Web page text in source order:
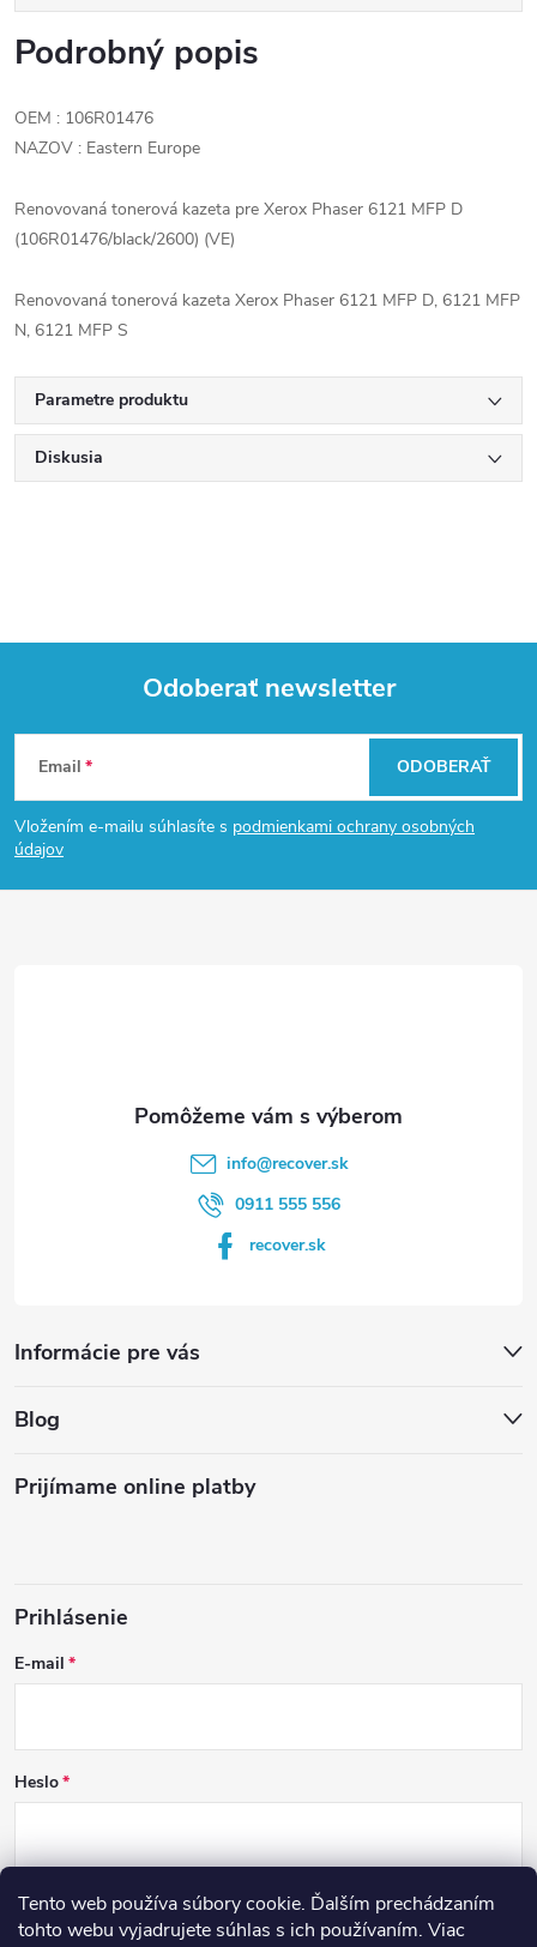
Tento web používa súbory cookie. Ďalším prechádzaním
tohto webu vyjadrujete súhlas s ich používaním. Viac
Podrobný popis
OEM : 106R01476
NAZOV : Eastern Europe
Renovovaná tonerová kazeta pre Xerox Phaser 6121 MFP D
(106R01476/black/2600) (VE)
Renovovaná tonerová kazeta Xerox Phaser 6121 MFP D, 6121 MFP
N, 6121 MFP S
Parametre produktu
Diskusia
Z
á
p
Odoberať newsletter
Email
Vložením e-mailu súhlasíte s podmienkami ochrany osobných
údajov
ODOBERAŤ
info@recover.sk
0911 555 556
recover.sk
Informácie pre vás
Blog
Prijímame online platby
Prihlásenie
E-mail
Heslo
PRIHLÁSIŤ SA